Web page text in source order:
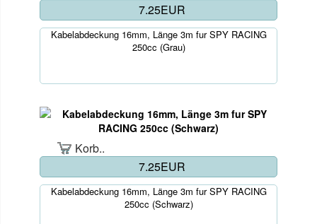
7.25EUR
Kabelabdeckung 16mm, Länge 3m fur SPY RACING
250cc (Grau)
Korb..
7.25EUR
Kabelabdeckung 16mm, Länge 3m fur SPY RACING
250cc (Schwarz)